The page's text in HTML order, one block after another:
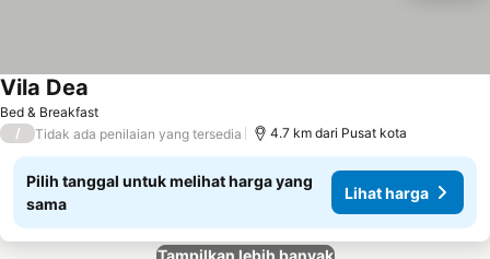
Bed & Breakfast
Vila Dea
/ Tidak ada penilaian yang tersedia 4.7 km dari Pusat kota
Pilih tanggal untuk melihat harga yang
sama
Lihat harga
Tampilkan lebih banyak